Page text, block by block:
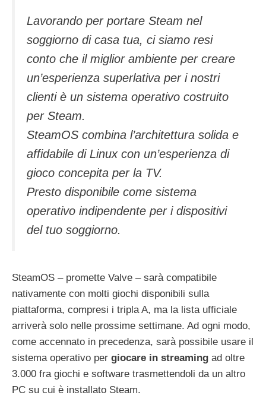
Lavorando per portare Steam nel
soggiorno di casa tua, ci siamo resi
conto che il miglior ambiente per creare
un’esperienza superlativa per i nostri
clienti è un sistema operativo costruito
per Steam.
SteamOS combina l’architettura solida e
affidabile di Linux con un’esperienza di
gioco concepita per la TV.
Presto disponibile come sistema
operativo indipendente per i dispositivi
del tuo soggiorno.
SteamOS – promette Valve – sarà compatibile
nativamente con molti giochi disponibili sulla
piattaforma, compresi i tripla A, ma la lista ufficiale
arriverà solo nelle prossime settimane. Ad ogni modo,
come accennato in precedenza, sarà possibile usare il
sistema operativo per giocare in streaming ad oltre
3.000 fra giochi e software trasmettendoli da un altro
PC su cui è installato Steam.